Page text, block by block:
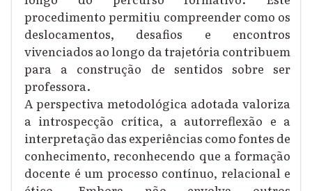
procedimento permitiu compreender como os
deslocamentos, desafios e encontros
vivenciados ao longo da trajetória contribuem
para a construção de sentidos sobre ser
professora.
A perspectiva metodológica adotada valoriza
a introspecção crítica, a autorreflexão e a
interpretação das experiências como fontes de
conhecimento, reconhecendo que a formação
docente é um processo contínuo, relacional e